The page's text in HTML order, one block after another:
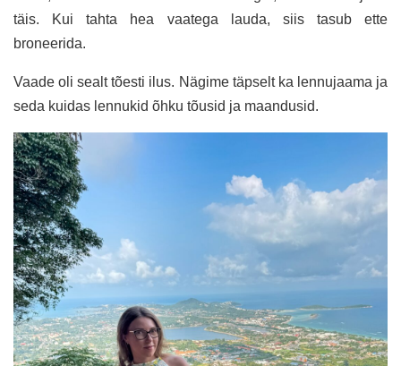
täis. Kui tahta hea vaatega lauda, siis tasub ette
broneerida.
Vaade oli sealt tõesti ilus. Nägime täpselt ka lennujaama ja
seda kuidas lennukid õhku tõusid ja maandusid.